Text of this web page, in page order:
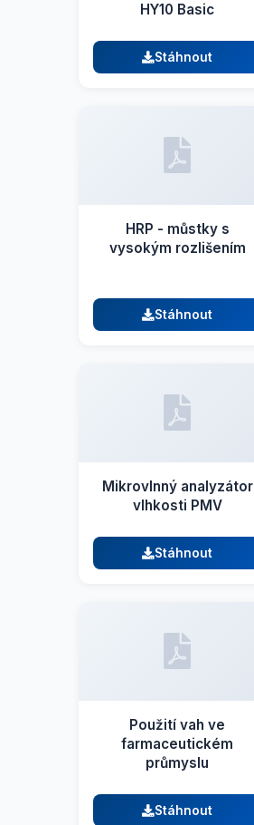
HY10 Basic
Stáhnout
HRP - můstky s
vysokým rozlišením
Stáhnout
Mikrovlnný analyzátor
vlhkosti PMV
Stáhnout
Použití vah ve
farmaceutickém
průmyslu
Stáhnout